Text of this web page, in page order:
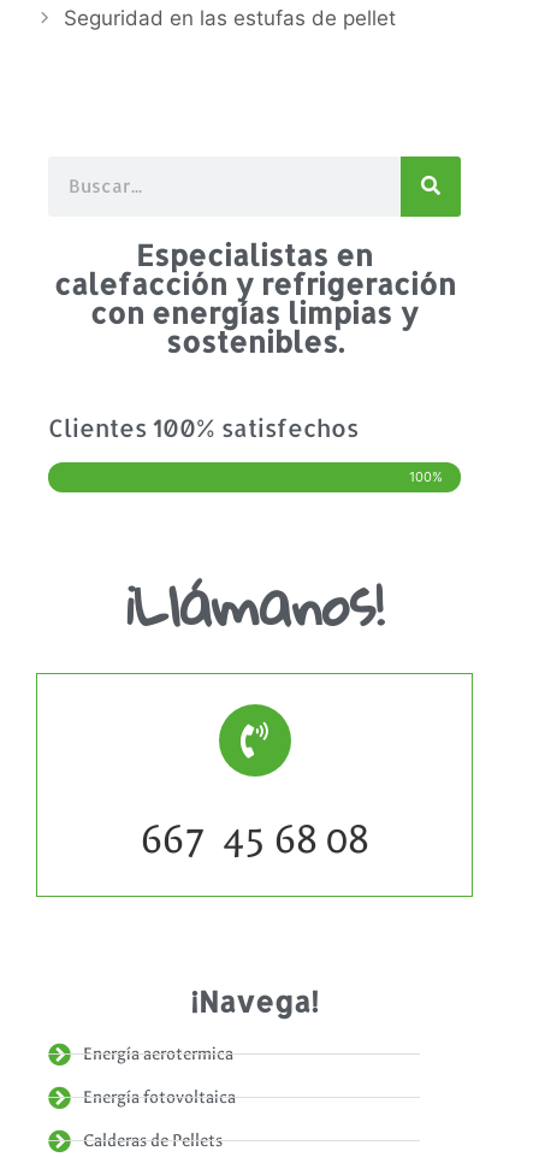
Seguridad en las estufas de pellet
Especialistas en
calefacción y refrigeración
con energías limpias y
sostenibles.
Clientes 100% satisfechos
100%
¡Llámanos!
667 45 68 08
¡Navega!
Energía aerotermica
Energía fotovoltaica
Calderas de Pellets